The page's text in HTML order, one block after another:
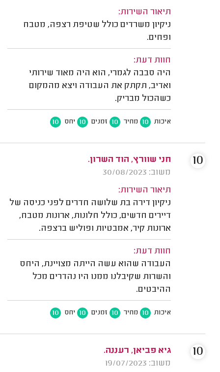
תיאור השירות:
ניקיון משרדים כולל שטיפת רצפה, מטבח
ופחים.
חוות דעת:
היה סבבה לגמרי, הוא היה מאוד שירותי
ואדיב, תקתק את העבודה ויצא מהמקום
כשהכול מבריק.
איכות 10 מחיר 10 זמנים 10 יחס 10
חני שוורץ, הוד השרון.
משוב: 30/08/2023
תיאור השירות:
ניקיון דירה בת שלושה חדרים לפני כניסה של
דיירים חדשים, כולל חלונות, ארונות מטבח,
ארונות קיר, אמבטיות ופוליש ברצפה.
חוות דעת:
העבודה שהוא עשה הייתה מצויינת, היחס
והשרות שקיבלנו ממנו היו נהדרים מכל
ההיבטים.
איכות 10 מחיר 10 זמנים 10 יחס 10
10
גיא פביאן, רעננה.
משוב: 19/07/2023
10